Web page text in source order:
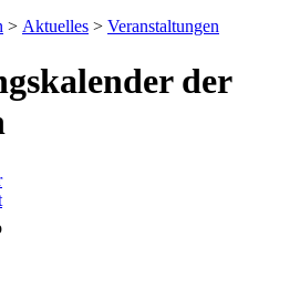
> Aktuelles > Veranstaltungen
der